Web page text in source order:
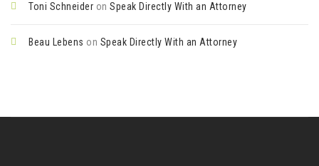
Toni Schneider on Speak Directly With an Attorney
Beau Lebens on Speak Directly With an Attorney